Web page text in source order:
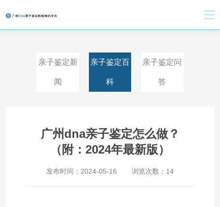
亲子鉴定新
闻
亲子鉴定百
科
亲子鉴定问
答
广州dna亲子鉴定怎么做？
（附：2024年最新版）
发布时间： 2024-05-16 浏览次数： 14